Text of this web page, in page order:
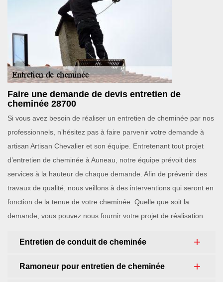
Faire une demande de devis entretien de
cheminée 28700
Si vous avez besoin de réaliser un entretien de cheminée par nos
professionnels, n’hésitez pas à faire parvenir votre demande à
artisan Artisan Chevalier et son équipe. Entretenant tout projet
d’entretien de cheminée à Auneau, notre équipe prévoit des
services à la hauteur de chaque demande. Afin de prévenir des
travaux de qualité, nous veillons à des interventions qui seront en
fonction de la tenue de votre cheminée. Quelle que soit la
demande, vous pouvez nous fournir votre projet de réalisation.
Entretien de conduit de cheminée
Ramoneur pour entretien de cheminée